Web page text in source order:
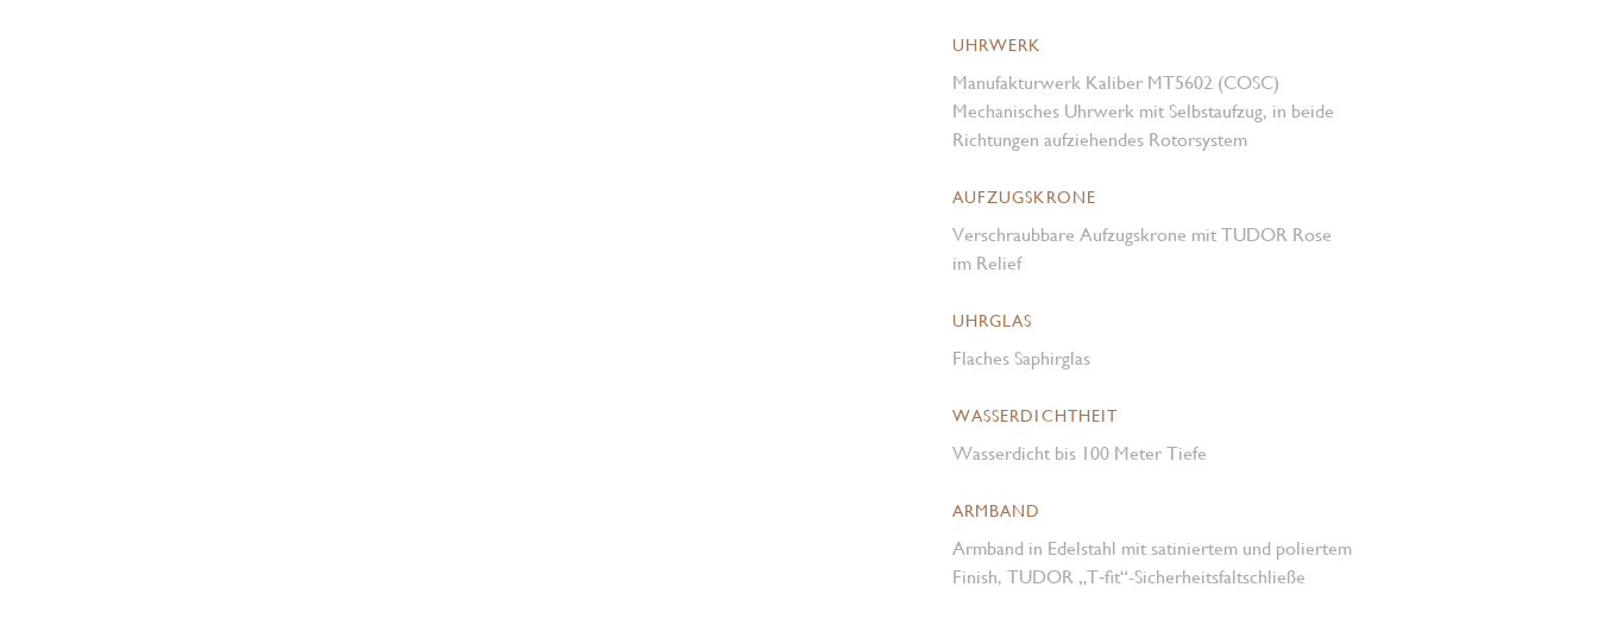
UHRWERK
Manufakturwerk Kaliber MT5602 (COSC)
Mechanisches Uhrwerk mit Selbstaufzug, in beide
Richtungen aufziehendes Rotorsystem
AUFZUGSKRONE
Verschraubbare Aufzugskrone mit TUDOR Rose
im Relief
UHRGLAS
Flaches Saphirglas
WASSERDICHTHEIT
Wasserdicht bis 100 Meter Tiefe
ARMBAND
Armband in Edelstahl mit satiniertem und poliertem
Finish, TUDOR „T‑fit“-Sicherheitsfaltschließe